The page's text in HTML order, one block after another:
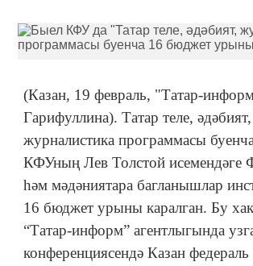
(Казан, 19 февраль, "Татар-
Гарифуллина). Татар теле, әдәбият,
журналистика программасы
КФУның Лев Толстой исемендәге
һәм мәдәниятара багланышлар
16 бюджет урыны каралган. Бу
“Татар-информ” агентлыгында
конференциясендә Казан федераль